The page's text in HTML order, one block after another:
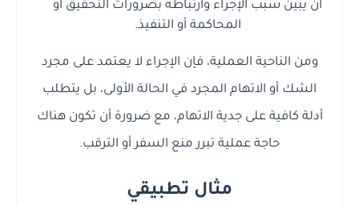
أن يبين سبب الإجراء وارتباطه بضرورات التحقيق أو
المحاكمة أو التنفيذ.
ومن الناحية العملية، فإن الإجراء لا يعتمد على مجرد
الشك أو الاتهام المجرد في الحالة الأولى، بل يتطلب
أدلة كافية على جدية الاتهام، مع ضرورة أن تكون هناك
حاجة عملية تبرر منع السفر أو الترقب.
مثال تطبيقي